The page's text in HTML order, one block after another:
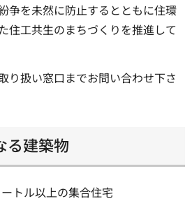
争を未然に防止するとともに住環
住工共生のまちづくりを推進して
り扱い窓口までお問い合わせ下さ
る建築物
トル以上の集合住宅